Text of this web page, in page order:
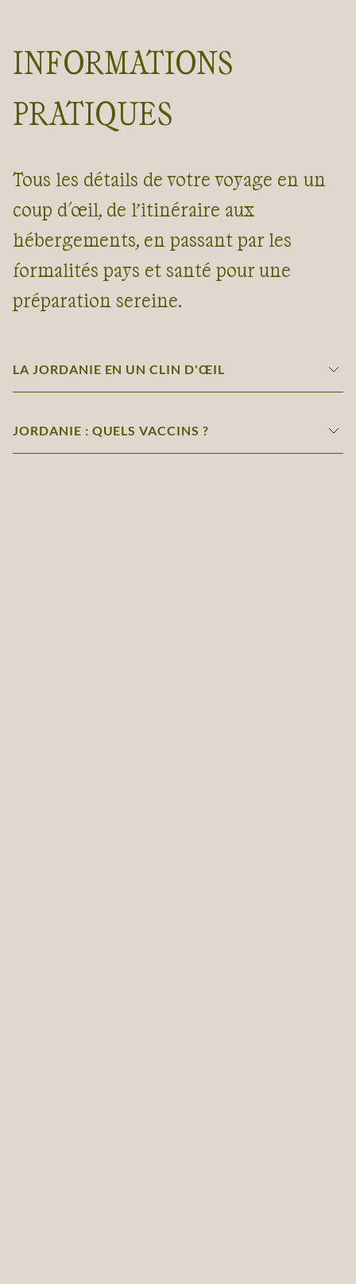
INFORMATIONS
PRATIQUES
Tous les détails de votre voyage en un
coup d'œil, de l’itinéraire aux
hébergements, en passant par les
formalités pays et santé pour une
préparation sereine.
LA JORDANIE EN UN CLIN D'ŒIL
JORDANIE : QUELS VACCINS ?